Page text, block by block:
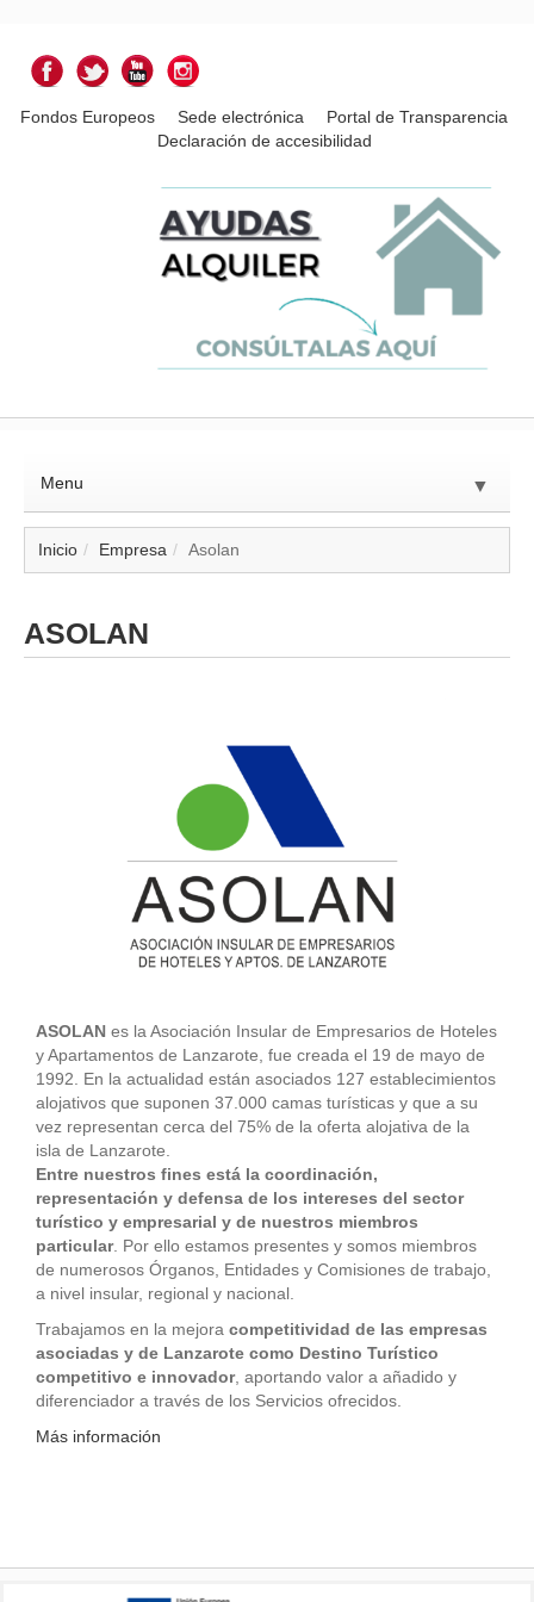
Fondos Europeos Sede electrónica
Portal de Transparencia
Declaración de accesibilidad
Menu ▼
▼
Inicio Empresa Asolan
ASOLAN
ASOLAN es la Asociación Insular de Empresarios de Hoteles
y Apartamentos de Lanzarote, fue creada el 19 de mayo de
1992. En la actualidad están asociados 127 establecimientos
alojativos que suponen 37.000 camas turísticas y que a su
vez representan cerca del 75% de la oferta alojativa de la
isla de Lanzarote.
Entre nuestros fines está la coordinación,
representación y defensa de los intereses del sector
turístico y empresarial y de nuestros miembros
particular. Por ello estamos presentes y somos miembros
de numerosos Órganos, Entidades y Comisiones de trabajo,
a nivel insular, regional y nacional.
Trabajamos en la mejora competitividad de las empresas
asociadas y de Lanzarote como Destino Turístico
competitivo e innovador, aportando valor a añadido y
diferenciador a través de los Servicios ofrecidos.
Más información